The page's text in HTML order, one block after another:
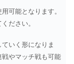
可能となります。
ださい。
いく形になりま
やマッチ戦も可能